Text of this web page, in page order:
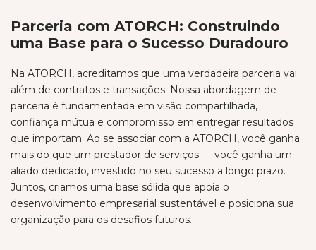
Parceria com ATORCH: Construindo
uma Base para o Sucesso Duradouro
Na ATORCH, acreditamos que uma verdadeira parceria vai
além de contratos e transações. Nossa abordagem de
parceria é fundamentada em visão compartilhada,
confiança mútua e compromisso em entregar resultados
que importam. Ao se associar com a ATORCH, você ganha
mais do que um prestador de serviços — você ganha um
aliado dedicado, investido no seu sucesso a longo prazo.
Juntos, criamos uma base sólida que apoia o
desenvolvimento empresarial sustentável e posiciona sua
organização para os desafios futuros.